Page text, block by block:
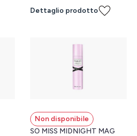
Dettaglio prodotto
Non disponibile
SO MISS MIDNIGHT MAG